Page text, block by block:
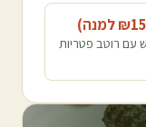
15 למנה)
עם רוטב פטריות